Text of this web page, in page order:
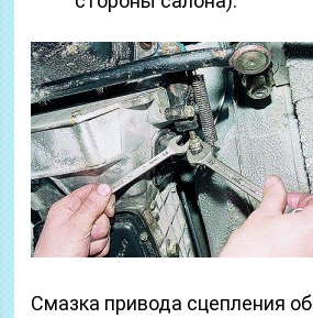
Смазка привода сцепления